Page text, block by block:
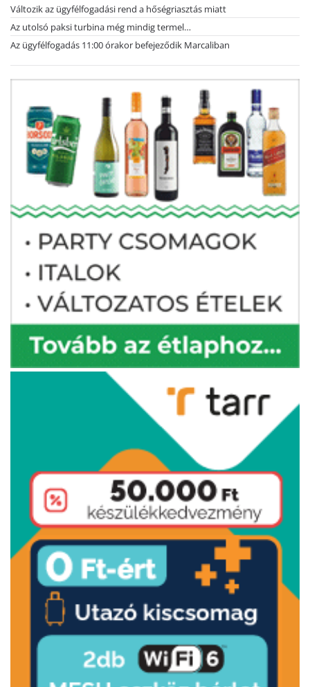
Változik az ügyfélfogadási rend a hőségriasztás miatt
Az utolsó paksi turbina még mindig termel…
Az ügyfélfogadás 11:00 órakor befejeződik Marcaliban